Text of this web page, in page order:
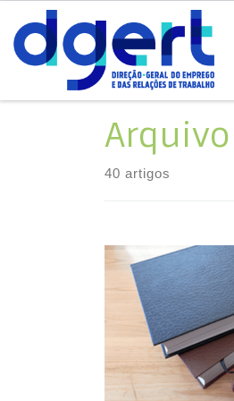
Skip to content
40 artigos
O Sindicato dos
Aeroportos
comunicou,
trabalhadores
Handling de
greves ao
a 22 de abril e
2022, ao